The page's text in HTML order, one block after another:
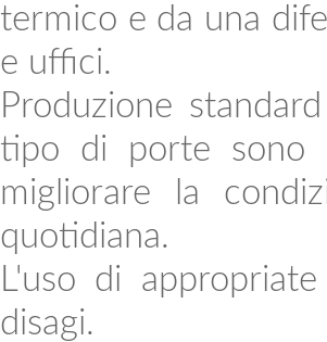
termico e da una
e uffici.
Produzione
tipo di porte sono
migliorare la
quotidiana.
L'uso di
disagi.